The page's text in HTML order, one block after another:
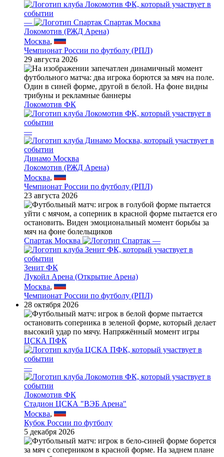
—
Спартак Москва
Локомотив (РЖД Арена)
Москва,
Чемпионат России по футболу (РПЛ)
29 августа 2026
Локомотив ФК
—
Динамо Москва
Локомотив (РЖД Арена)
Москва,
Чемпионат России по футболу (РПЛ)
23 августа 2026
Спартак Москва —
Зенит ФК
Лукойл Арена (Открытие Арена)
Москва,
Чемпионат России по футболу (РПЛ)
28 октября 2026
ЦСКА ПФК
—
Локомотив ФК
Стадион ЦСКА "ВЭБ Арена"
Москва,
Кубок России по футболу
5 декабря 2026